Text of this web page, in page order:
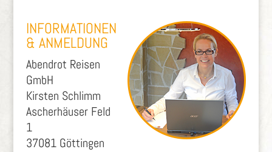
INFORMATIONEN
& ANMELDUNG
Abendrot Reisen
GmbH
Kirsten Schlimm
Ascherhäuser Feld
1
37081 Göttingen